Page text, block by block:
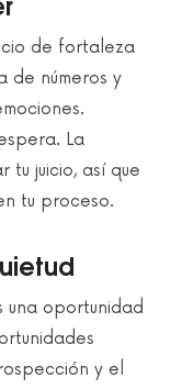
de fortaleza
de números y
La
tu juicio, así que
tu proceso.
una oportunidad
y el